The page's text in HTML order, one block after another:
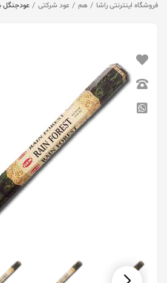
فروشگاه اینترنتی راشا هم عود شرکتی عودجنگل